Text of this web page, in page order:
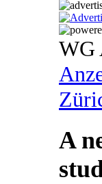
WG
A